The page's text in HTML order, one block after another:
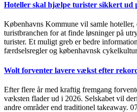
Hoteller skal hjælpe turister sikkert ud
Københavns Kommune vil samle
turistbranchen for at finde løsninger på
turister. Et muligt greb er bedre
færdselsregler og københavnsk
Wolt forventer lavere vækst efter
Efter flere år med kraftig fremgang
væksten flader ud i 2026. Selskabet vil
andre områder end traditionel takeaway.